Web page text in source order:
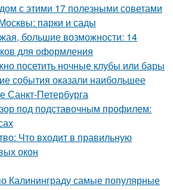
с этими 17 полезными советами
парки и сады
большие возможности: 14
для оформления
посетить ночные клубы или бары
события оказали наибольшее
Санкт-Петербурга
под подставочным профилем:
Что входит в правильную
окон
Калининграду самые популярные